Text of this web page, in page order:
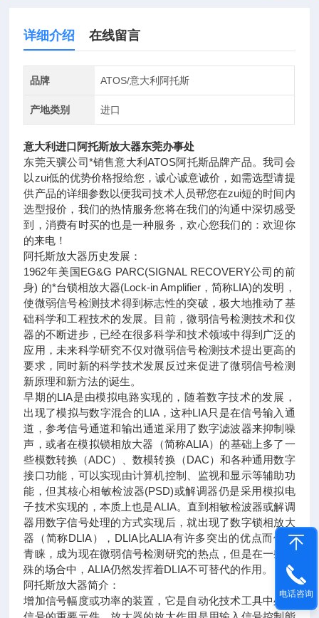
详细介绍 在线留言
品牌 ATOS/意大利阿托斯
产地类别 进口
意大利进口阿托斯放大器东莞办事处
东莞天骥公司*销售意大利ATOS阿托斯品牌产品。我司会
以zui低的优势价格报给您，诚心诚意诚价，如需选型请提
供产品的详细参数以便我司技术人员帮您在zui短的时间内
选型报价，我们的热情服务您将在我们的沟通中深切感受
到，消费有时买的也是一种服务，欢心您我们的：欢迎你
的来电！
阿托斯放大器历史发展：
1962年美国EG&G PARC(SIGNAL RECOVERY公司的前
身) 的*台锁相放大器(Lock-in Amplifier，简称LIA)的发明，
使微弱信号检测技术得到标志性的突破，极大地推动了基
础科学和工程技术的发展。目前，微弱信号检测技术和仪
器的不断进步，已经在很多科学和技术领域中得到广泛的
应用，未来科学研究不仅对微弱信号检测技术提出更高的
要求，同时新的科学技术发展反过来促进了微弱信号检测
新原理和新方法的诞生。
早期的LIA是由模拟电路实现的，随着数字技术的发展，
出现了模拟与数字混合的LIA，这种LIA只是在信号输入通
道，参考信号通道和输出通道采用了数字滤波器来抑制噪
声，或者在模拟锁相放大器（简称ALIA）的基础上多了一
些模数转换（ADC）、数模转换（DAC）和各种通用数字
接口功能，可以实现由计算机控制、监视和显示等辅助功
能，但其核心相敏检波器(PSD)或解调器仍是采用模拟电
子技术实现的，本质上也是ALIA。直到相敏检波器或解调
器用数字信号处理的方式实现后，就出现了数字锁相放大
器（简称DLIA），DLIA比ALIA有许多突出的优点而倍受
青睐，成为现在微弱信号检测研究的热点，但是在一些特
殊的场合中，ALIA仍然发挥着DLIA不可替代的作用。
阿托斯放大器简介：
增加信号幅度或功率的装置，它是自动化技术工具中处理
电话咨询